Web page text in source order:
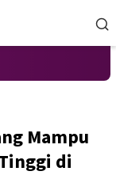
Mampu
di